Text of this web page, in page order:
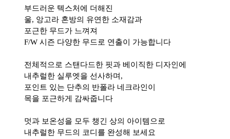
부드러운 텍스처에 더해진
울, 앙고라 혼방의 유연한 소재감과
포근한 무드가 느껴져
F/W 시즌 다양한 무드로 연출이 가능합니다
전체적으로 스탠다드한 핏과 베이직한 디자인에
내추럴한 실루엣을 선사하며,
포인트 있는 단추의 반폴라 네크라인이
목을 포근하게 감싸줍니다
멋과 보온성을 모두 챙긴 상의 아이템으로
내추럴한 무드의 코디를 완성해 보세요